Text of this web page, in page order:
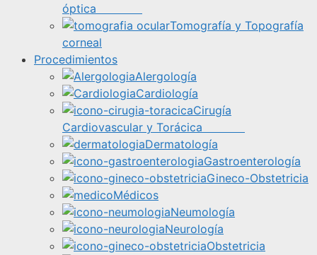
óptica
Tomografía y Topografía
corneal
Procedimientos
Alergología
Cardiología
Cirugía
Cardiovascular y Torácica
Dermatología
Gastroenterología
Gineco-Obstetricia
Médicos
Neumología
Neurología
Obstetricia